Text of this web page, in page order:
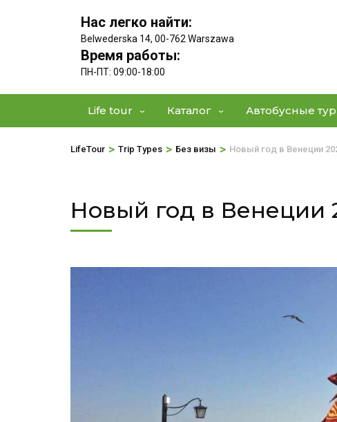
Нас легко найти:
Belwederska 14, 00-762 Warszawa
Время работы:
ПН-ПТ: 09:00-18:00
Life tour Каталог Автобусные
LifeTour > Trip Types > Без визы > Новый год в Венеции
Новый год в Венеции